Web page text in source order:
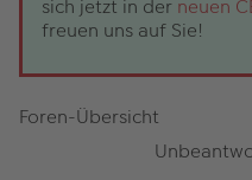
sich jetzt in der neuen
freuen uns auf Sie!
Foren-Übersicht